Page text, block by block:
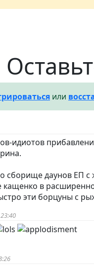
или
идиотов
сборище даунов ЕП с
кащенко в
эти борцуны с